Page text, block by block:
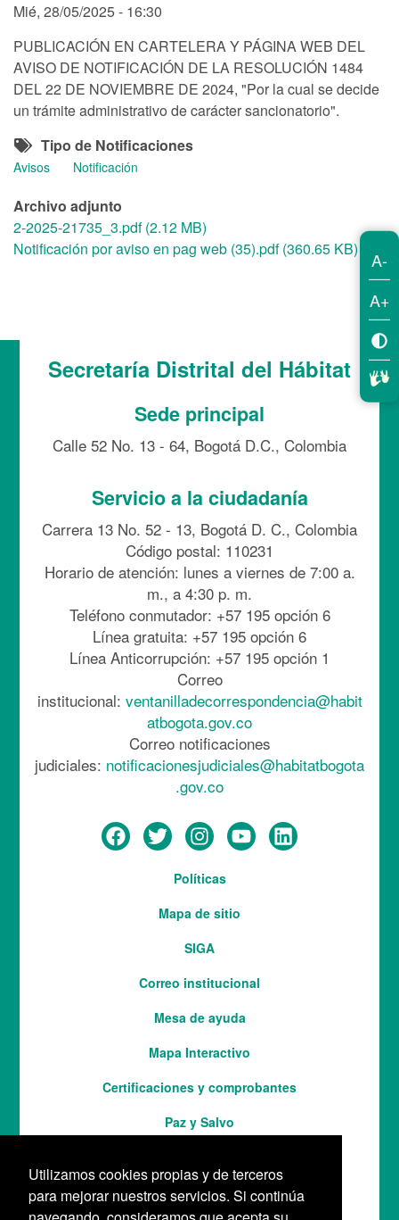
Utilizamos cookies propias y de terceros
para mejorar nuestros servicios. Si continúa
Mié, 28/05/2025 - 16:30
PUBLICACIÓN EN CARTELERA Y PÁGINA WEB DEL
AVISO DE NOTIFICACIÓN DE LA RESOLUCIÓN 1484
DEL 22 DE NOVIEMBRE DE 2024, "Por la cual se decide
un trámite administrativo de carácter sancionatorio".
Tipo de Notificaciones
Avisos Notificación
Archivo adjunto
2-2025-21735_3.pdf (2.12 MB)
Notificación por aviso en pag web (35).pdf (360.65 KB)
Secretaría Distrital del Hábitat
Sede principal
Calle 52 No. 13 - 64, Bogotá D.C., Colombia
Servicio a la ciudadanía
Carrera 13 No. 52 - 13, Bogotá D. C., Colombia
Código postal: 110231
Horario de atención: lunes a viernes de 7:00 a.
m., a 4:30 p. m.
Teléfono conmutador: +57 195 opción 6
Línea gratuita: +57 195 opción 6
Línea Anticorrupción: +57 195 opción 1
Correo
institucional: ventanilladecorrespondencia@habit
atbogota.gov.co
Correo notificaciones
judiciales: notificacionesjudiciales@habitatbogota
.gov.co
Políticas
Mapa de sitio
SIGA
Correo institucional
Mesa de ayuda
Mapa Interactivo
ServicesCertificaciones y comprobantes
Paz y Salvo
A-
A+